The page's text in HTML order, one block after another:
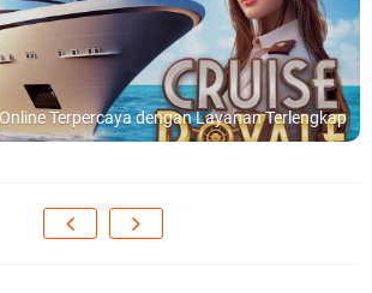
Terpercaya dengan Layanan Terlengkap